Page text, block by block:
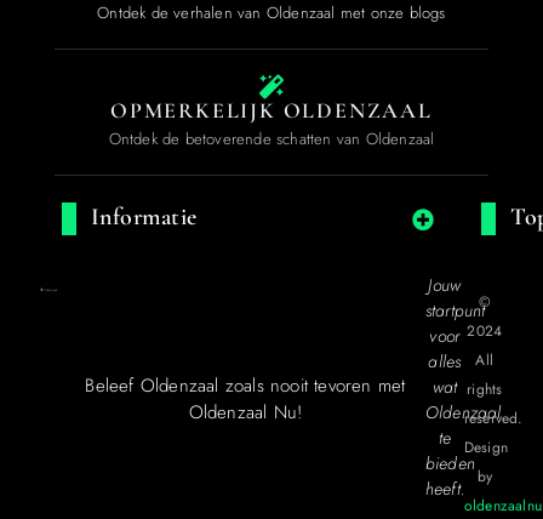
Ontdek de verhalen van Oldenzaal met onze blogs
OPMERKELIJK OLDENZAAL
Ontdek de betoverende schatten van Oldenzaal
Informatie
Beleef Oldenzaal zoals nooit tevoren met
Oldenzaal Nu!
Jouw
startpunt
voor
alles
wat
Oldenzaal
te
bieden
heeft.
©
2024
All
rights
reserved.
Design
by